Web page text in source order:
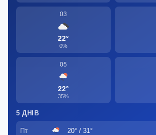
03
22°
0%
05
22°
35%
5 ДНІВ
Пт 20° / 31°